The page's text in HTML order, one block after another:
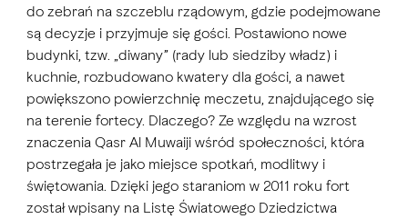
do zebrań na szczeblu rządowym, gdzie podejmowane
są decyzje i przyjmuje się gości. Postawiono nowe
budynki, tzw. „diwany” (rady lub siedziby władz) i
kuchnie, rozbudowano kwatery dla gości, a nawet
powiększono powierzchnię meczetu, znajdującego się
na terenie fortecy. Dlaczego? Ze względu na wzrost
znaczenia Qasr Al Muwaiji wśród społeczności, która
postrzegała je jako miejsce spotkań, modlitwy i
świętowania. Dzięki jego staraniom w 2011 roku fort
został wpisany na Listę Światowego Dziedzictwa